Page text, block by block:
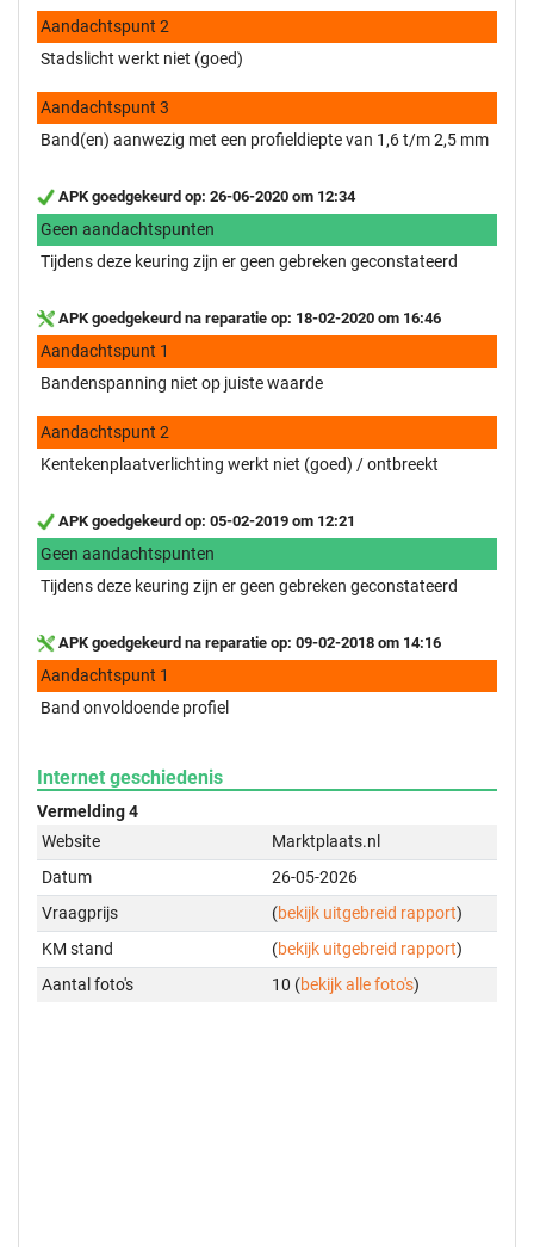
Aandachtspunt 2
Stadslicht werkt niet (goed)
Aandachtspunt 3
Band(en) aanwezig met een profieldiepte van 1,6 t/m 2,5 mm
APK goedgekeurd op: 26-06-2020 om 12:34
Geen aandachtspunten
Tijdens deze keuring zijn er geen gebreken geconstateerd
APK goedgekeurd na reparatie op: 18-02-2020 om 16:46
Aandachtspunt 1
Bandenspanning niet op juiste waarde
Aandachtspunt 2
Kentekenplaatverlichting werkt niet (goed) / ontbreekt
APK goedgekeurd op: 05-02-2019 om 12:21
Geen aandachtspunten
Tijdens deze keuring zijn er geen gebreken geconstateerd
APK goedgekeurd na reparatie op: 09-02-2018 om 14:16
Aandachtspunt 1
Band onvoldoende profiel
Internet geschiedenis
Vermelding 4
Website
Marktplaats.nl
Datum
26-05-2026
Vraagprijs
(bekijk uitgebreid rapport)
KM stand
(bekijk uitgebreid rapport)
Aantal foto's
10 (bekijk alle foto's)